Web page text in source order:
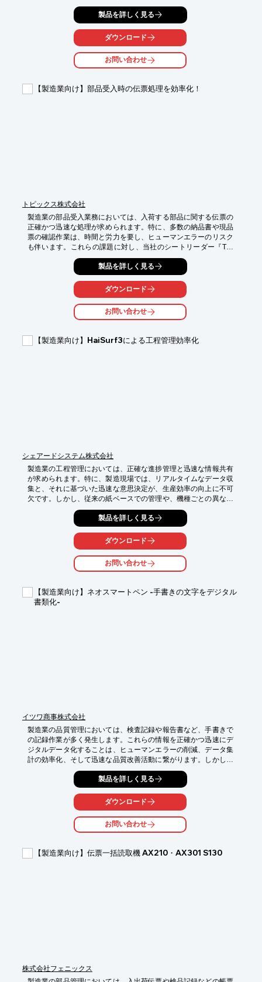
ー入力エミュレーションソフトは、RFIDで読み取ったデータを既
存のシステムに簡単に連携し、工程管理の効率化を実現します。
【活用シーン】
・製造ラインにおける製品の追跡
・工程ごとの進捗状況の記録
・データ入力の自動化による業務効率化
製品を詳しく見る
ダウンロード
お問い合わせ
【製造業向け】部品受入時の伝票処理を効率化！
トピックス株式会社
製造業の部品受入業務においては、入荷する部品に関する伝票の
正確かつ迅速な処理が求められます。特に、多数の納品書や現品
票の確認作業は、時間と労力を要し、ヒューマンエラーのリスク
も伴います。これらの課題に対し、当社のシートリーダー『TX-
2120』シリーズは、一度に大量の帳票をセットし、1枚ずつ自動
で正確に読み取ることで業務の効率化と精度向上に貢献します。
【活用シーン】
・部品受入時の納品書、現品票の読み取り
・出荷指示書の読み取り
・配送伝票などの読み取り
・伝票読み取り作業時間の短縮
製品を詳しく見る
ダウンロード
お問い合わせ
【製造業向け】HaiSurf3による工程管理効率化
シェアードシステム株式会社
製造業の工程管理においては、正確な進捗管理と迅速な情報共有
が求められます。特に、製造現場では、リアルタイムなデータ収
集と、それに基づいた迅速な意思決定が、生産効率の向上に不可
欠です。しかし、従来の紙ベースでの管理や、機種ごとの異なる
アプリケーション開発は、時間とコストを浪費し、正確な情報伝
達を妨げる要因となっていました。HaiSurf3は、これらの課題を
解決し、工程管理の効率化を支援します。
【活用シーン】
・製造現場での入庫・出庫管理
・工程進捗のリアルタイムモニタリング
・在庫管理
【導入の効果】
製品を詳しく見る
ダウンロード
お問い合わせ
【製造業向け】ネオスマートペン -手書きの文字をデジタル
書類化-
イツワ商事株式会社
製造業の品質管理においては、検査記録や報告書など、手書きで
の記録作業が多く発生します。これらの情報を正確かつ迅速にデ
ジタルデータ化することは、ヒューマンエラーの削減、データ集
計の効率化、そして迅速な品質改善活動に繋がります。しかし、
手書き文字の転記作業は時間と手間がかかり、入力ミスが発生す
るリスクも伴います。ネオスマートペンは、これらの課題を解決
し、現場とオフィスを繋ぎ、品質管理業務の効率向上に貢献しま
【活用シーン】
・製造ラインでの検査記録
・窓口での顧客からの聞き取り記録
・現場での報告書作成
製品を詳しく見る
ダウンロード
お問い合わせ
【製造業向け】伝票一括読取機 AX210・AX301 S130
株式会社フェニックス